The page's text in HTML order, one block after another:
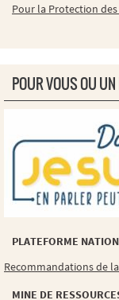
Pour la Protection
POUR VOUS OU
PLATEFORME
Recommandations de
MINE DE